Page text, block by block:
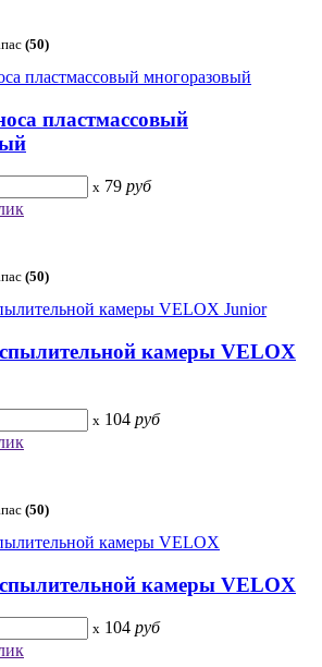
(50)
пластмассовый
x 79 руб
(50)
камеры VELOX
x 104 руб
(50)
камеры VELOX
x 104 руб